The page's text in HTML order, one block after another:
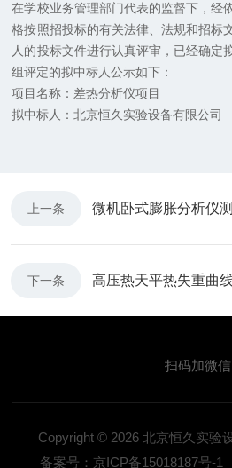
在学校业务管理部门代表的监督下，经
格按照招投标的有关法律、法规和招标
人的投标文件进行认真评审，已经确定
组评定的拟中标人公示如下：
项目名称：差热分析仪项目
拟中标人：北京恒久实验设备有限公司
上一条 微机卧式膨胀分析仪
下一条 高压热天平热失重曲
扫码加微信
Copyright © 2026 北京恒久实验
备案号：京ICP备15018187号-1